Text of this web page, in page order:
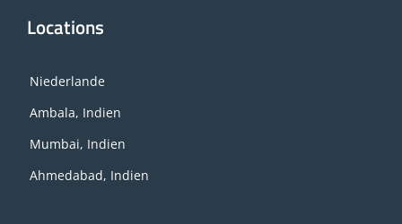
Locations
Niederlande
Ambala, Indien
Mumbai, Indien
Ahmedabad, Indien